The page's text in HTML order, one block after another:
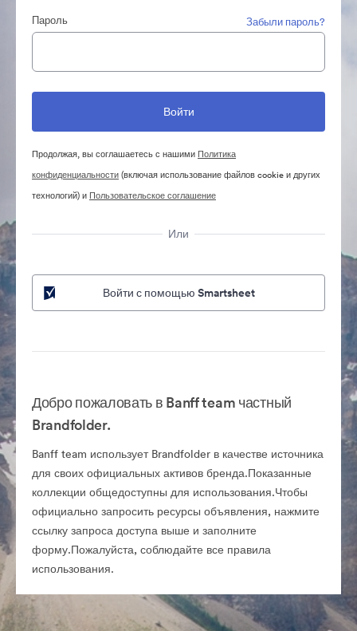
Пароль Забыли пароль?
Продолжая, вы соглашаетесь с нашими Политика
конфиденциальности(включая использование файлов cookie и других
технологий) и Пользовательское соглашение
Или
Войти с помощью Smartsheet
Добро пожаловать в Banff team частный
Brandfolder.
Banff team использует Brandfolder в качестве источника
для своих официальных активов бренда.Показанные
коллекции общедоступны для использования.Чтобы
официально запросить ресурсы объявления, нажмите
ссылку запроса доступа выше и заполните
форму.Пожалуйста, соблюдайте все правила
использования.